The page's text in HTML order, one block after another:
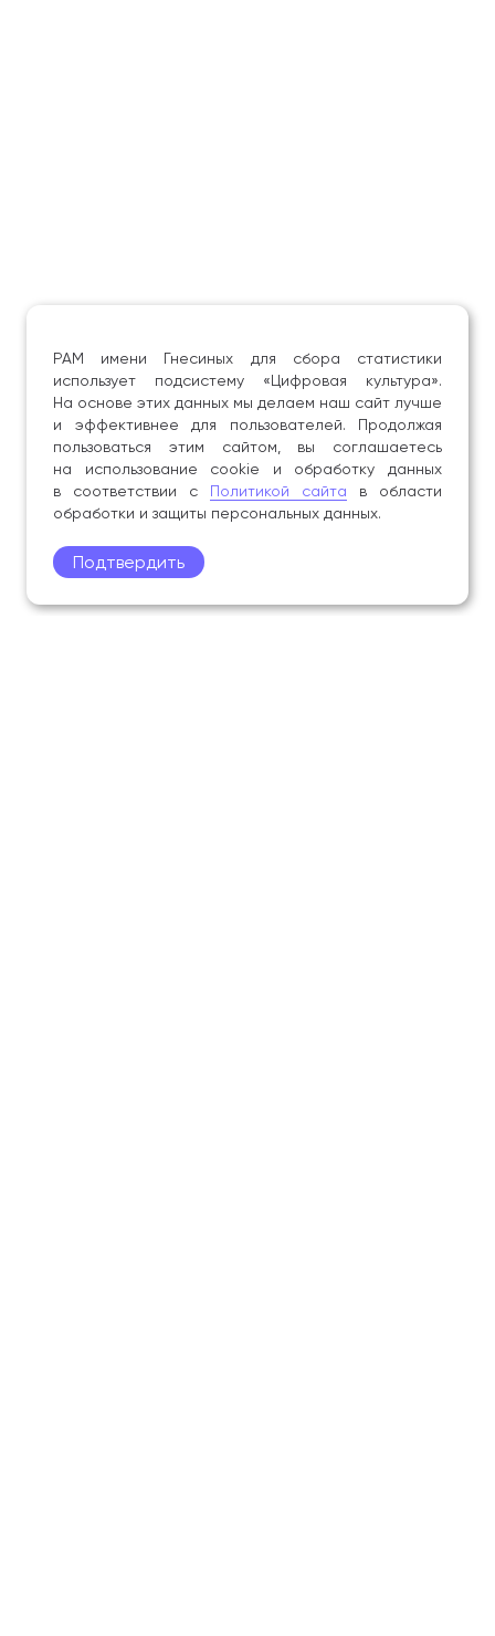
РАМ имени Гнесиных для сбора статистики
использует подсистему «Цифровая культура».
На основе этих данных мы делаем наш сайт лучше
и эффективнее для пользователей. Продолжая
пользоваться этим сайтом, вы соглашаетесь
на использование cookie и обработку данных
в соответствии с Политикой сайта в области
обработки и защиты персональных данных.
Подтвердить